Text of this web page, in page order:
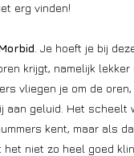
erg vinden!
. Je hoeft je bij
krijgt, namelijk
vliegen je om de
aan geluid. Het scheelt
kent, maar als
niet zo heel goed